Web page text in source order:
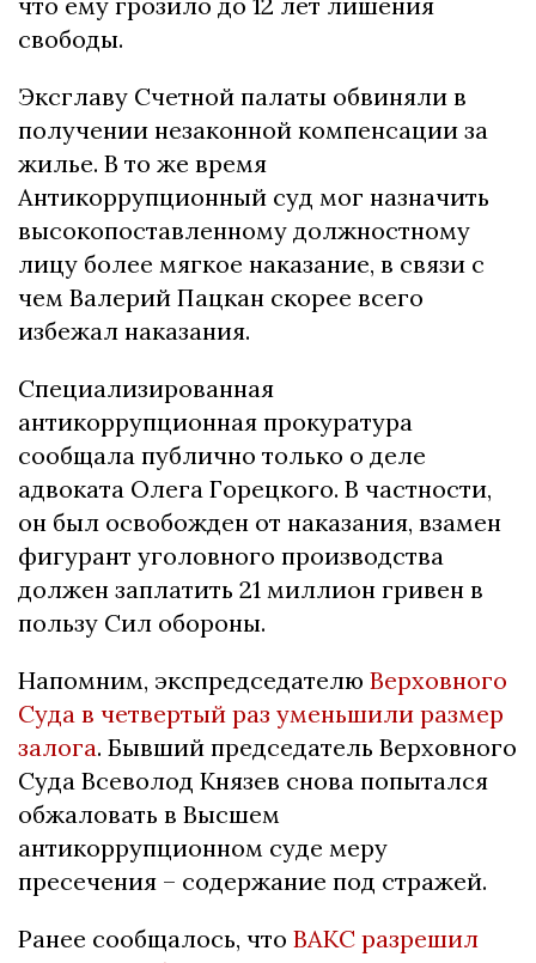
свободы.
Эксглаву Счетной палаты обвиняли в
получении незаконной компенсации за
жилье. В то же время
Антикоррупционный суд мог назначить
высокопоставленному должностному
лицу более мягкое наказание, в связи с
чем Валерий Пацкан скорее всего
избежал наказания.
Специализированная
антикоррупционная прокуратура
сообщала публично только о деле
адвоката Олега Горецкого. В частности,
он был освобожден от наказания, взамен
фигурант уголовного производства
должен заплатить 21 миллион гривен в
пользу Сил обороны.
Напомним, экспредседателю Верховного
Суда в четвертый раз уменьшили размер
залога. Бывший председатель Верховного
Суда Всеволод Князев снова попытался
обжаловать в Высшем
антикоррупционном суде меру
пресечения – содержание под стражей.
Ранее сообщалось, что ВАКС разрешил